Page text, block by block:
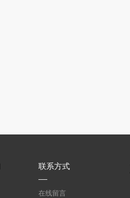
联系方式
在线留言